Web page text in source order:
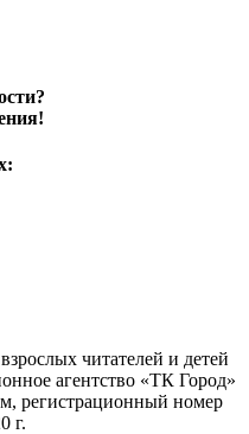
читателей и детей
агентство «ТК Город»
регистрационный номер
г.